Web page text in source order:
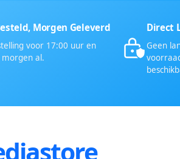
Morgen Geleverd
voor 17:00 uur en
al.
Direct
Geen